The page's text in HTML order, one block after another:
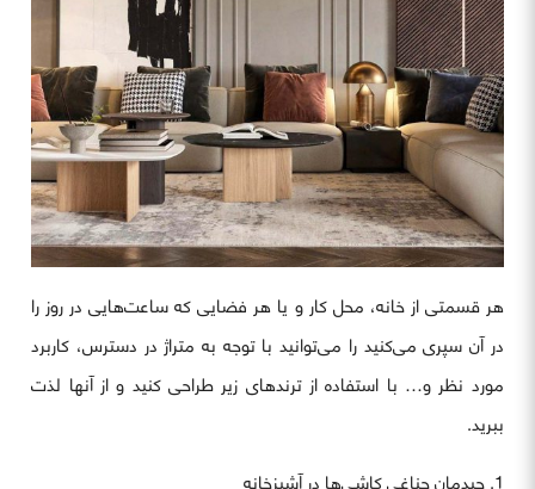
هر قسمتی از خانه، محل کار و یا هر فضایی که ساعت‌هایی در روز را
در آن سپری می‌کنید را می‌توانید با توجه به متراژ در دسترس، کاربرد
مورد نظر و… با استفاده از ترندهای زیر طراحی کنید و از آنها لذت
ببرید.